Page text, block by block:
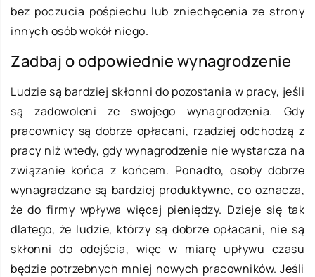
bez poczucia pośpiechu lub zniechęcenia ze strony
innych osób wokół niego.
Zadbaj o odpowiednie wynagrodzenie
Ludzie są bardziej skłonni do pozostania w pracy, jeśli
są zadowoleni ze swojego wynagrodzenia. Gdy
pracownicy są dobrze opłacani, rzadziej odchodzą z
pracy niż wtedy, gdy wynagrodzenie nie wystarcza na
związanie końca z końcem. Ponadto, osoby dobrze
wynagradzane są bardziej produktywne, co oznacza,
że do firmy wpływa więcej pieniędzy. Dzieje się tak
dlatego, że ludzie, którzy są dobrze opłacani, nie są
skłonni do odejścia, więc w miarę upływu czasu
będzie potrzebnych mniej nowych pracowników. Jeśli